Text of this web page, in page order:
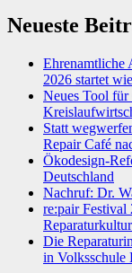
Neueste
Ehrenamtliche
2026 startet
Neues Tool
Statt
Repair Café
Ökodesign-
Deutschland
Nachruf: Dr.
re:pair Festival
Die
in Volksschule